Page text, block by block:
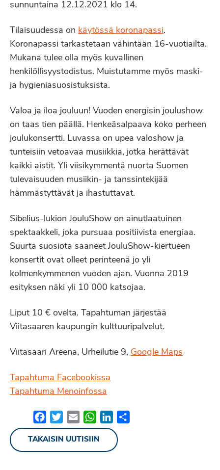
sunnuntaina 12.12.2021 klo 14.
Tilaisuudessa on käytössä koronapassi.
Koronapassi tarkastetaan vähintään 16-vuotiailta.
Mukana tulee olla myös kuvallinen
henkilöllisyystodistus. Muistutamme myös maski-
ja hygieniasuosistuksista.
Valoa ja iloa jouluun! Vuoden energisin joulushow
on taas tien päällä. Henkeäsalpaava koko perheen
joulukonsertti. Luvassa on upea valoshow ja
tunteisiin vetoavaa musiikkia, jotka herättävät
kaikki aistit. Yli viisikymmentä nuorta Suomen
tulevaisuuden musiikin- ja tanssintekijää
hämmästyttävät ja ihastuttavat.
Sibelius-lukion JouluShow on ainutlaatuinen
spektaakkeli, joka pursuaa positiivista energiaa.
Suurta suosiota saaneet JouluShow-kiertueen
konsertit ovat olleet perinteenä jo yli
kolmenkymmenen vuoden ajan. Vuonna 2019
esityksen näki yli 10 000 katsojaa.
Liput 10 € ovelta. Tapahtuman järjestää
Viitasaaren kaupungin kulttuuripalvelut.
Viitasaari Areena, Urheilutie 9, Google Maps
Tapahtuma Facebookissa
Tapahtuma Menoinfossa
FacebookTwitterEmail WhatsApp
LinkedIn
TAKAISIN UUTISIIN